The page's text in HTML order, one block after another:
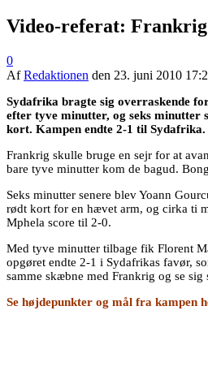
Video-referat:
0
AfRedaktionen den 23. juni 2010
Sydafrika bragte sig overraskende
efter tyve minutter, og seks minutter
kort. Kampen endte 2-1 til Sydafrika.
Frankrig skulle bruge en sejr for at
bare tyve minutter kom de bagud.
Seks minutter senere blev Yoann
rødt kort for en hævet arm, og cirka ti
Mphela score til 2-0.
Med tyve minutter tilbage fik Florent
opgøret endte 2-1 i Sydafrikas favør,
samme skæbne med Frankrig og se
Se højdepunkter og mål fra kampen